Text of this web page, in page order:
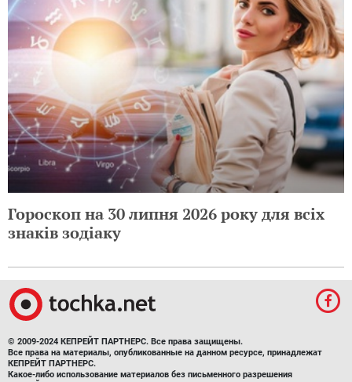
Гороскоп на 30 липня 2026 року для всіх
знаків зодіаку
© 2009-2024 КЕПРЕЙТ ПАРТНЕРС. Все права защищены.
Все права на материалы, опубликованные на данном ресурсе, принадлежат
КЕПРЕЙТ ПАРТНЕРС.
Какое-либо использование материалов без письменного разрешения